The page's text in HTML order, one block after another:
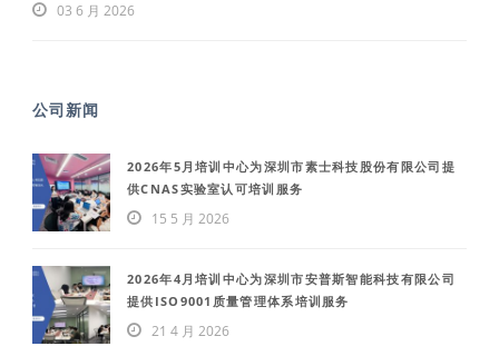
03 6 月 2026
公司新闻
2026年5月培训中心为深圳市素士科技股份有限公司提
供CNAS实验室认可培训服务
15 5 月 2026
2026年4月培训中心为深圳市安普斯智能科技有限公司
提供ISO9001质量管理体系培训服务
21 4 月 2026